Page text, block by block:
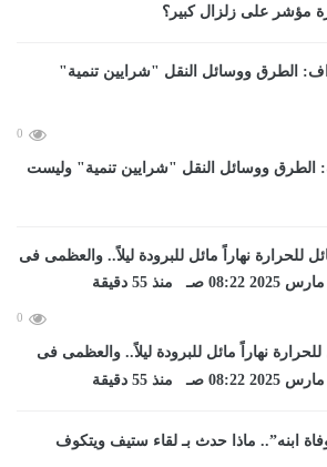
مؤشر على زلزال كبير؟
0
الطرق ووسائل النقل "شرايين تنمية" وليست
0
نهاراً مائل للبرودة ليلاً.. والعظمى فى